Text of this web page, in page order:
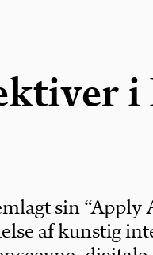
i
sin “Apply
af kunstig